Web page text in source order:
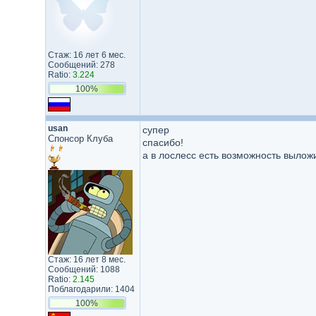
Стаж: 16 лет 6 мес.
Сообщений: 278
Ratio: 3.224
100%
usan
Спонсор Клуба
Стаж: 16 лет 8 мес.
Сообщений: 1088
Ratio: 2.145
Поблагодарили: 1404
100%
супер
спасибо!
а в лослесс есть возможность